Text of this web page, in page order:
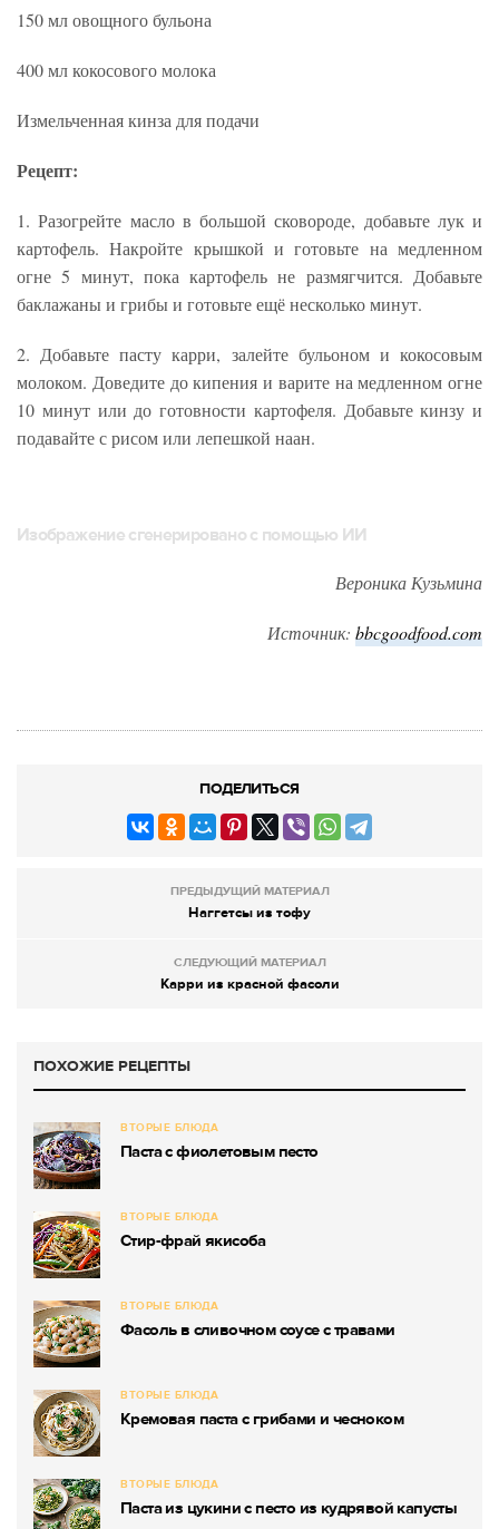
150 мл овощного бульона
400 мл кокосового молока
Измельченная кинза для подачи
Рецепт:
1. Разогрейте масло в большой сковороде, добавьте лук и
картофель. Накройте крышкой и готовьте на медленном
огне 5 минут, пока картофель не размягчится. Добавьте
баклажаны и грибы и готовьте ещё несколько минут.
2. Добавьте пасту карри, залейте бульоном и кокосовым
молоком. Доведите до кипения и варите на медленном огне
10 минут или до готовности картофеля. Добавьте кинзу и
подавайте с рисом или лепешкой наан.
Изображение сгенерировано с помощью ИИ
Вероника Кузьмина
Источник: bbcgoodfood.com
ПОДЕЛИТЬСЯ
ПРЕДЫДУЩИЙ МАТЕРИАЛ
Наггетсы из тофу
СЛЕДУЮЩИЙ МАТЕРИАЛ
Карри из красной фасоли
ПОХОЖИЕ РЕЦЕПТЫ
ВТОРЫЕ БЛЮДА
Паста с фиолетовым песто
ВТОРЫЕ БЛЮДА
Стир-фрай якисоба
ВТОРЫЕ БЛЮДА
Фасоль в сливочном соусе с травами
ВТОРЫЕ БЛЮДА
Кремовая паста с грибами и чесноком
ВТОРЫЕ БЛЮДА
Паста из цукини с песто из кудрявой капусты